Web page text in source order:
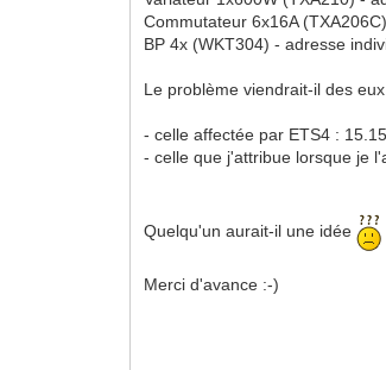
Commutateur 6x16A
BP 4x (WKT304) - adresse
Le problème viendrait-il des
- celle affectée par ETS4 :
- celle que j'attribue lorsque je
Quelqu'un aurait-il une idée
Merci d'avance :-)